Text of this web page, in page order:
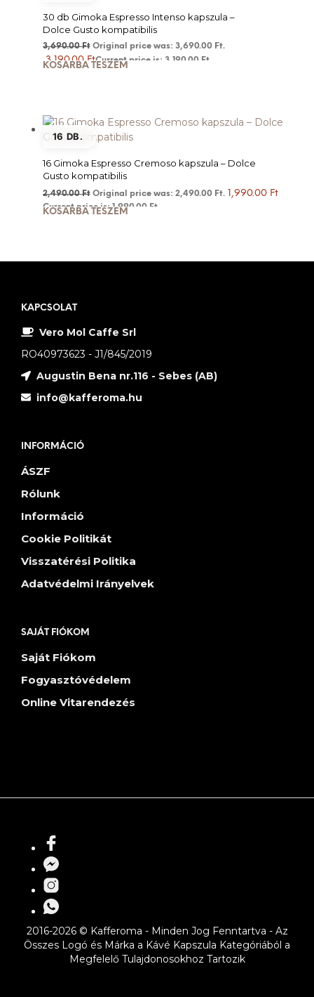
30 db Gimoka Espresso Intenso kapszula –
Dolce Gusto kompatibilis
3,690.00Ft Original price was: 3,690.00 Ft.
3,190.00FtCurrent price is: 3,190.00 Ft.
KOSÁRBA TESZEM
16 DB.
16 Gimoka Espresso Cremoso kapszula – Dolce
Gusto kompatibilis
2,490.00Ft Original price was: 2,490.00 Ft. 1,990.00 Ft
Current price is: 1,990.00 Ft.
KOSÁRBA TESZEM
KAPCSOLAT
Vero Mol Caffe Srl
RO40973623 - J1/845/2019
Augustin Bena nr.116 - Sebes (AB)
info@kafferoma.hu
INFORMÁCIÓ
ÁSZF
Rólunk
Információ
Cookie Politikát
Visszatérési Politika
Adatvédelmi Irányelvek
SAJÁT FIÓKOM
Saját Fiókom
Fogyasztóvédelem
Online Vitarendezés
2016-2026 © Kafferoma - Minden Jog Fenntartva - Az
Összes Logó és Márka a Kávé Kapszula Kategóriából a
Megfelelő Tulajdonosokhoz Tartozik